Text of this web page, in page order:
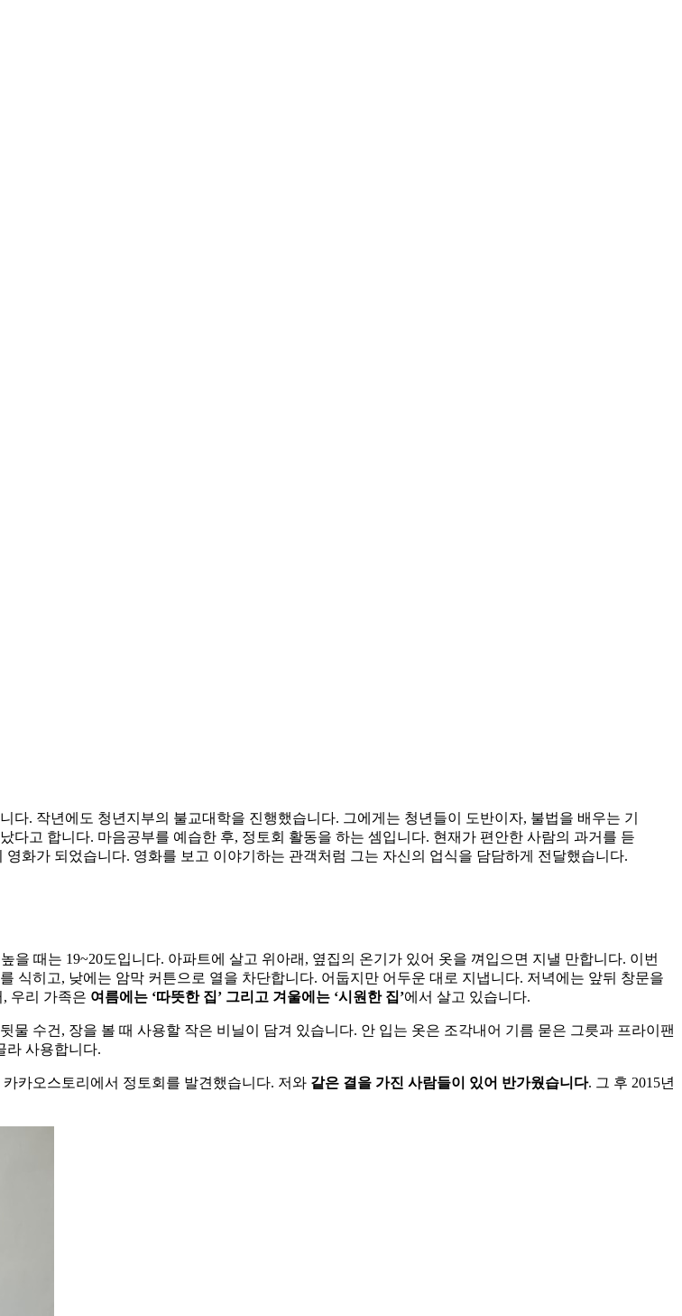
. 작년에도 청년지부의 불교대학을 진행했습니다. 그에게는 청년들이 도반이자, 불법을 배우는 기
고 합니다. 마음공부를 예습한 후, 정토회 활동을 하는 셈입니다. 현재가 편안한 사람의 과거를 듣
화가 되었습니다. 영화를 보고 이야기하는 관객처럼 그는 자신의 업식을 담담하게 전달했습니다.
때는 19~20도입니다. 아파트에 살고 위아래, 옆집의 온기가 있어 옷을 껴입으면 지낼 만합니다. 이번
식히고, 낮에는 암막 커튼으로 열을 차단합니다. 어둡지만 어두운 대로 지냅니다. 저녁에는 앞뒤 창문을
우리 가족은 여름에는 ‘따뜻한 집’ 그리고 겨울에는 ‘시원한 집’에서 살고 있습니다.
수건, 장을 볼 때 사용할 작은 비닐이 담겨 있습니다. 안 입는 옷은 조각내어 기름 묻은 그릇과 프라이팬
라 사용합니다.
카오스토리에서 정토회를 발견했습니다. 저와 같은 결을 가진 사람들이 있어 반가웠습니다. 그 후 2015년